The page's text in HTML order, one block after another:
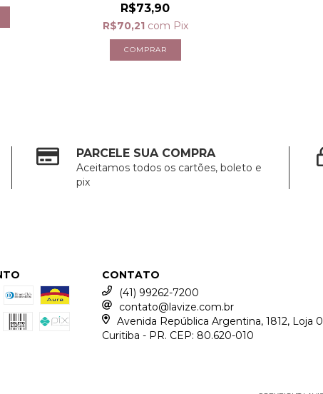
R$73,90
R$70,21 com Pix
PARCELE SUA COMPRA
Aceitamos todos os cartões, boleto e
pix
CONTATO
(41) 99262-7200
contato@lavize.com.br
Avenida República Argentina, 1812, Loja
Curitiba - PR. CEP: 80.620-010